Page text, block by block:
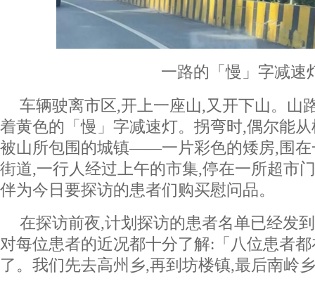
一路的「慢」字减速
车辆驶离市区,开上一座山,又开下山。山
着黄色的「慢」字减速灯。拐弯时,偶尔能
被山所包围的城镇——一片彩色的矮房,围在
街道,一行人经过上午的市集,停在一所超市
伴为今日要探访的患者们购买慰问品。
在探访前夜,计划探访的患者名单已经发
对每位患者的近况都十分了解:「八位患者
了。我们先去高州乡,再到坊楼镇,最后南岭